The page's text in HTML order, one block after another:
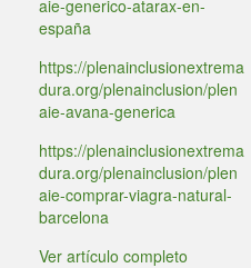
aie-generico-atarax-en-
españa
https://plenainclusionextrema
dura.org/plenainclusion/plen
aie-avana-generica
https://plenainclusionextrema
dura.org/plenainclusion/plen
aie-comprar-viagra-natural-
barcelona
Ver artículo completo